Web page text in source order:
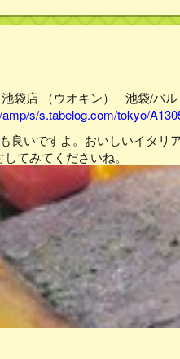
袋店 （ウオキン） - 池袋/バ
s/s.tabelog.com/tokyo/
良いですよ。おいしいイタリ
てみてくださいね。